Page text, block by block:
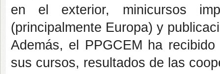
en el exterior, minicursos
(principalmente Europa) y
Además, el PPGCEM ha
sus cursos, resultados de las